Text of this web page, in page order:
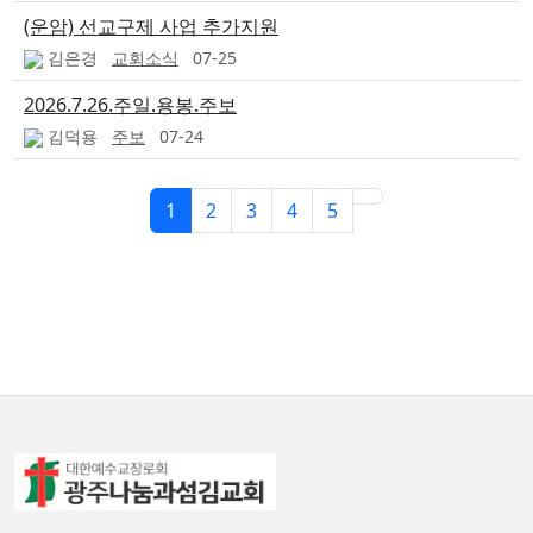
(운암) 선교구제 사업 추가지원
김은경 교회소식 07-25
2026.7.26.주일.용봉.주보
김덕용 주보 07-24
1 2 3 4 5